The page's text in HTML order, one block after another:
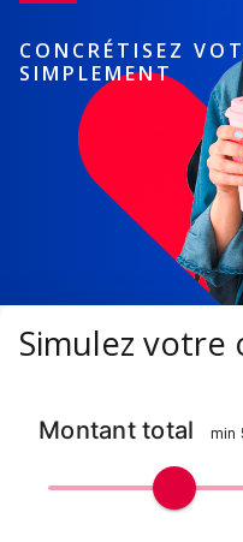
CONCRÉTISEZ
SIMPLEMENT
Simulez votre
Montant total min